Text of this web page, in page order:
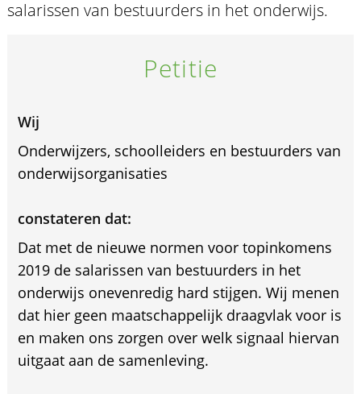
salarissen van bestuurders in het onderwijs.
Petitie
Wij
Onderwijzers, schoolleiders en bestuurders van
onderwijsorganisaties
constateren dat:
Dat met de nieuwe normen voor topinkomens
2019 de salarissen van bestuurders in het
onderwijs onevenredig hard stijgen. Wij menen
dat hier geen maatschappelijk draagvlak voor is
en maken ons zorgen over welk signaal hiervan
uitgaat aan de samenleving.